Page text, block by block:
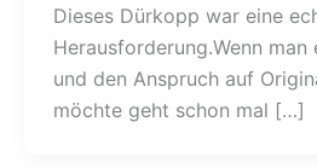
Dieses Dürkopp war eine
Herausforderung.Wenn
und den Anspruch auf
möchte geht schon mal […]